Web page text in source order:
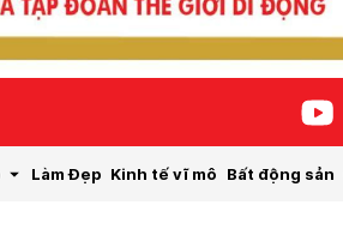
Làm Đẹp Kinh tế vĩ mô Bất động sản